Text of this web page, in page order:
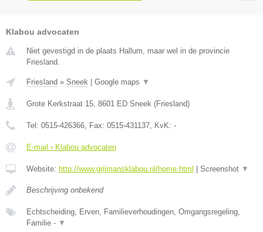
Klabou advocaten
Niet gevestigd in de plaats Hallum, maar wel in de provincie
Friesland.
Friesland » Sneek Google maps ▼
Grote Kerkstraat 15, 8601 ED Sneek (Friesland)
Tel: 0515-426366, Fax: 0515-431137, KvK: -
E-mail › Klabou advocaten
Website: http://www.grijmansklabou.nl/home.html Screenshot ▼
Beschrijving onbekend
Echtscheiding, Erven, Familieverhoudingen, Omgangsregeling,
Familie - ▼